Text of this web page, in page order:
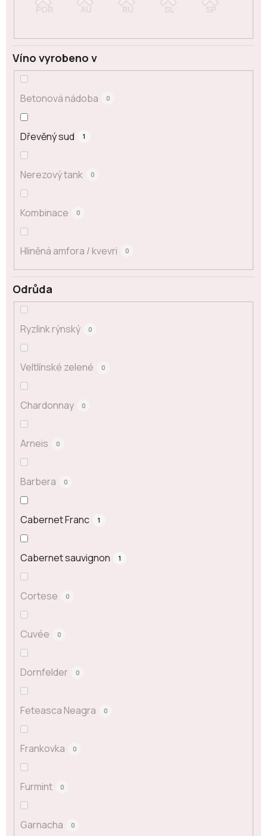
Odrůda
Ryzlink rýnský 0
Veltlínské zelené 0
Chardonnay 0
Arneis 0
Barbera 0
Cabernet Franc 1
Cabernet sauvignon 1
Cortese 0
Cuvée 0
Dornfelder 0
Feteasca Neagra 0
Frankovka 0
Furmint 0
Garnacha 0
Víno vyrobeno v
Betonová nádoba 0
Dřevěný sud 1
Nerezový tank 0
Kombinace 0
Hliněná amfora / kvevri 0